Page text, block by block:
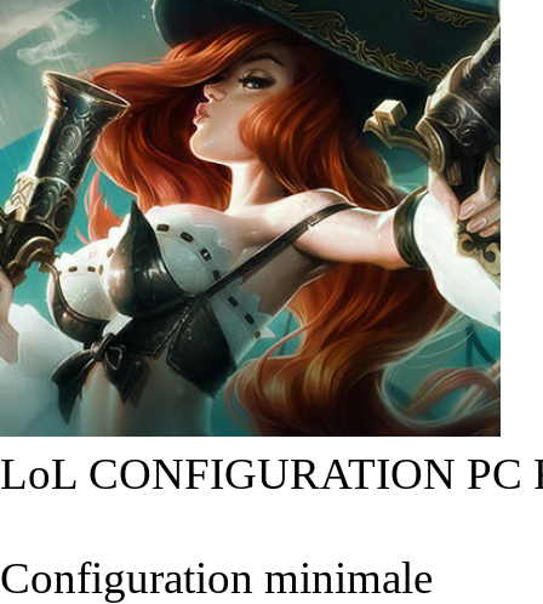
LoL CONFIGURATION PC
Configuration minimale